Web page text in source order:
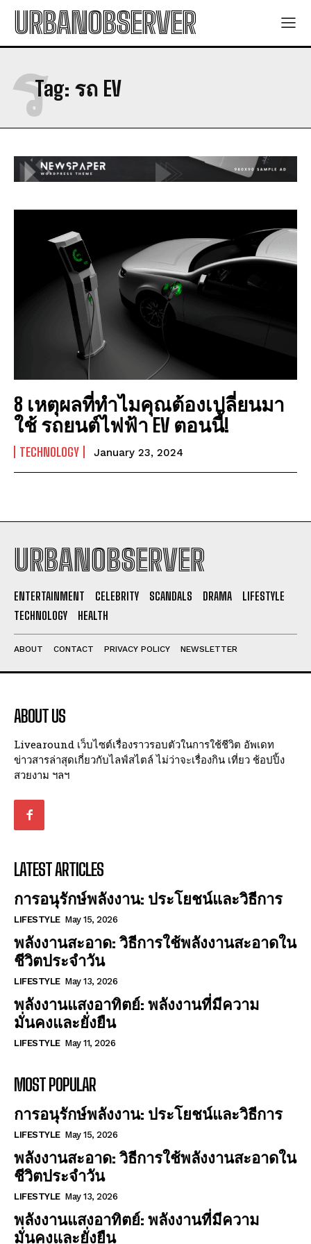
I've read and accept the
URBANOBSERVER
Tag: รถ EV
ร
8 เหตุผลที่ทำไมคุณต้องเปลี่ยนมา
ใช้ รถยนต์ไฟฟ้า EV ตอนนี้!
TECHNOLOGY January 23, 2024
URBANOBSERVER
ENTERTAINMENT CELEBRITY SCANDALS DRAMA
LIFESTYLE
TECHNOLOGY
HEALTH
ABOUT CONTACT PRIVACY POLICY NEWSLETTER
ABOUT US
Livearound เว็บไซต์เรื่องราวรอบตัวในการใช้ชีวิต อัพเดท
ข่าวสารล่าสุดเกี่ยวกับไลฟ์สไตล์ ไม่ว่าจะเรื่องกิน เที่ยว ช้อปปิ้ง
สวยงาม ฯลฯ
LATEST ARTICLES
การอนุรักษ์พลังงาน: ประโยชน์และวิธีการ
LIFESTYLE May 15, 2026
พลังงานสะอาด: วิธีการใช้พลังงานสะอาดใน
ชีวิตประจำวัน
LIFESTYLE May 13, 2026
พลังงานแสงอาทิตย์: พลังงานที่มีความ
มั่นคงและยั่งยืน
LIFESTYLE May 11, 2026
MOST POPULAR
การอนุรักษ์พลังงาน: ประโยชน์และวิธีการ
LIFESTYLE May 15, 2026
พลังงานสะอาด: วิธีการใช้พลังงานสะอาดใน
ชีวิตประจำวัน
LIFESTYLE May 13, 2026
พลังงานแสงอาทิตย์: พลังงานที่มีความ
มั่นคงและยั่งยืน